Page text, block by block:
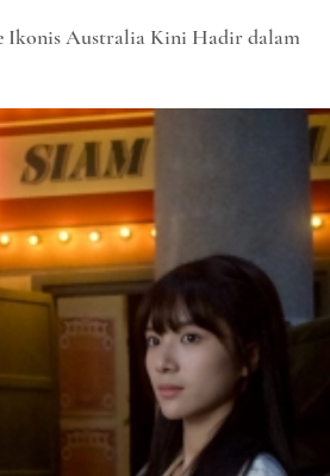
Ikonis Australia Kini Hadir dalam